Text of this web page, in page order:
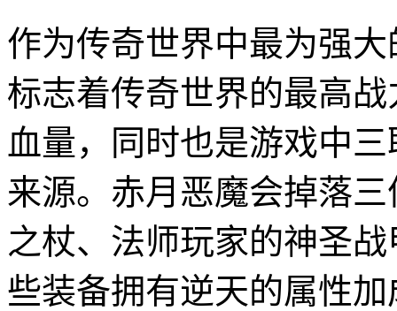
作为传奇世界中最为强
标志着传奇世界的最高
血量，同时也是游戏中
来源。赤月恶魔会掉落
之杖、法师玩家的神圣
些装备拥有逆天的属性